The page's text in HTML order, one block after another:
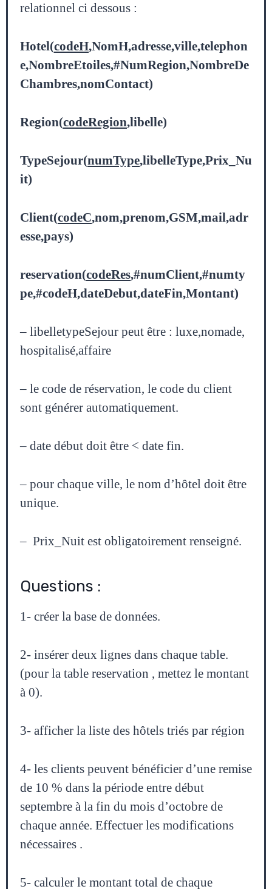
relationnel ci dessous :
Hotel(codeH,NomH,adresse,ville,telephon
e,NombreEtoiles,#NumRegion,NombreDe
Chambres,nomContact)
Region(codeRegion,libelle)
TypeSejour(numType,libelleType,Prix_Nu
it)
Client(codeC,nom,prenom,GSM,mail,adr
esse,pays)
reservation(codeRes,#numClient,#numty
pe,#codeH,dateDebut,dateFin,Montant)
– libelletypeSejour peut être : luxe,nomade,
hospitalisé,affaire
– le code de réservation, le code du client
sont générer automatiquement.
– date début doit être < date fin.
– pour chaque ville, le nom d’hôtel doit être
unique.
– Prix_Nuit est obligatoirement renseigné.
Questions :
1- créer la base de données.
2- insérer deux lignes dans chaque table.
(pour la table reservation , mettez le montant
à 0).
3- afficher la liste des hôtels triés par région
4- les clients peuvent bénéficier d’une remise
de 10 % dans la période entre début
septembre à la fin du mois d’octobre de
chaque année. Effectuer les modifications
nécessaires .
5- calculer le montant total de chaque